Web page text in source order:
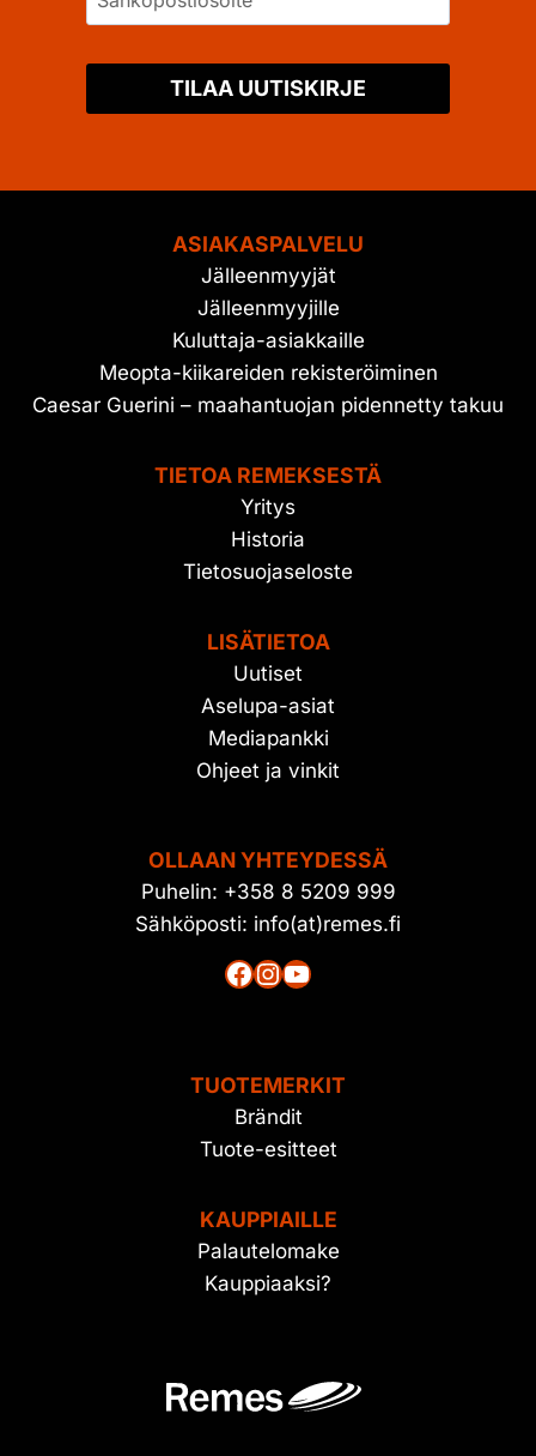
TILAA UUTISKIRJE
ASIAKASPALVELU
Jälleenmyyjät
Jälleenmyyjille
Kuluttaja-asiakkaille
Meopta-kiikareiden rekisteröiminen
Caesar Guerini – maahantuojan pidennetty takuu
TIETOA REMEKSESTÄ
Yritys
Historia
Tietosuojaseloste
LISÄTIETOA
Uutiset
Aselupa-asiat
Mediapankki
Ohjeet ja vinkit
OLLAAN YHTEYDESSÄ
Puhelin: +358 8 5209 999
Sähköposti: info(at)remes.fi
Facebook
Instagram
YouTube
TUOTEMERKIT
Brändit
Tuote-esitteet
KAUPPIAILLE
Palautelomake
Kauppiaaksi?